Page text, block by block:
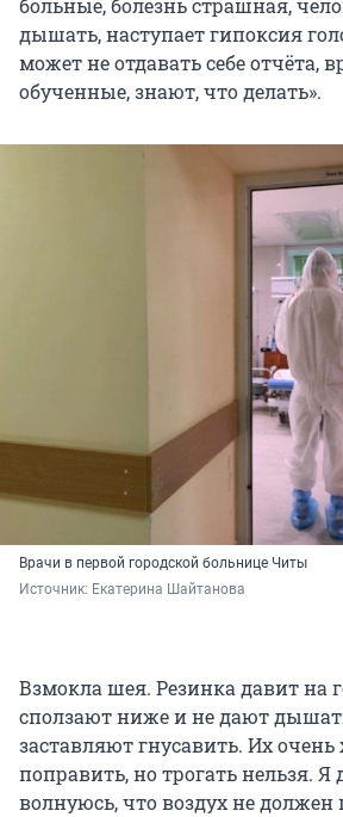
больные, болезнь страшная,
дышать, наступает гипоксия
может не отдавать себе отчёта,
обученные, знают, что делать».
Врачи в первой городской больнице Читы
Источник: Екатерина Шайтанова
Взмокла шея. Резинка давит на
сползают ниже и не дают
заставляют гнусавить. Их очень
поправить, но трогать нельзя.
волнуюсь, что воздух не должен